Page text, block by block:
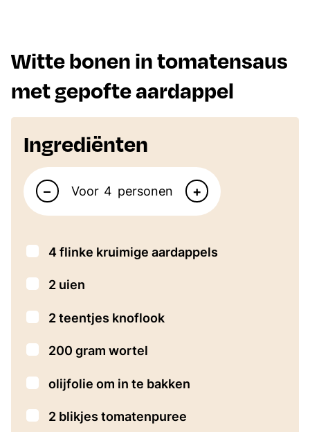
Witte bonen in tomatensaus
met gepofte aardappel
Ingrediënten
Aantal personen
– Voor personen +
▢
4flinke kruimige aardappels
▢
2 uien
▢
2teentjes knoflook
▢
200 gram wortel
▢
olijfolie om in te bakken
▢
2 blikjes tomatenpuree